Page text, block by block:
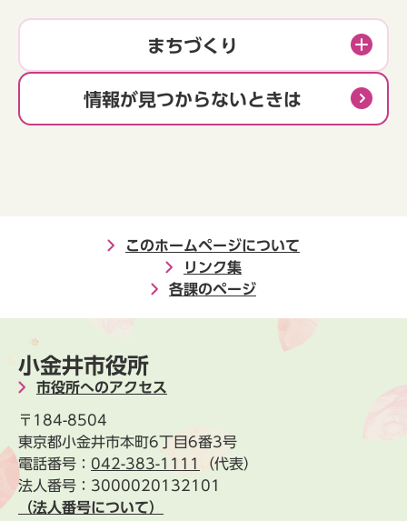
まちづくり
情報が見つからないときは
このホームページについて
リンク集
各課のページ
小金井市役所
市役所へのアクセス
〒184-8504
東京都小金井市本町6丁目6番3号
電話番号： 042-383-1111
（代表）
法人番号：3000020132101
（法人番号について）